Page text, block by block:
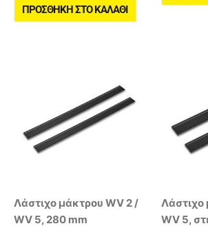
ΠΡΟΣΘΉΚΗ ΣΤΟ ΚΑΛΆΘΙ
Λάστιχο μάκτρου WV 2 /
WV 5, 280 mm
Λάστιχο
WV 5,